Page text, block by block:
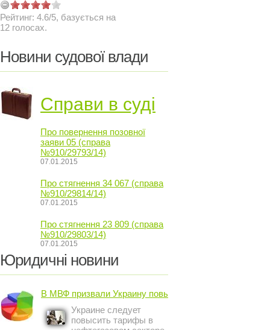
Рейтинг: 4.6/5, базується на
12 голосах.
Новини судової влади
Справи в суді
Про повернення позовної
заяви 05 (справа
№910/29793/14)
07.01.2015
Про стягнення 34 067 (справа
№910/29814/14)
07.01.2015
Про стягнення 23 809 (справа
№910/29803/14)
07.01.2015
Юридичні новини
В МВФ призвали Украину повысить ...
Украине следует
повысить тарифы в